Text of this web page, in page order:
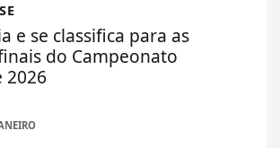
e se classifica para as
do Campeonato
2026